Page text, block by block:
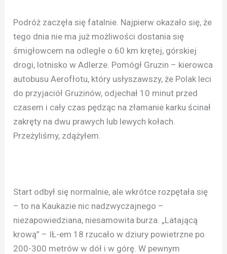
Podróż zaczęła się fatalnie. Najpierw okazało się, że
tego dnia nie ma już możliwości dostania się
śmigłowcem na odległe o 60 km krętej, górskiej
drogi, lotnisko w Adlerze. Pomógł Gruzin – kierowca
autobusu Aerofłotu, który usłyszawszy, że Polak leci
do przyjaciół Gruzinów, odjechał 10 minut przed
czasem i cały czas pędząc na złamanie karku ścinał
zakręty na dwu prawych lub lewych kołach.
Przeżyliśmy, zdążyłem.
Start odbył się normalnie, ale wkrótce rozpętała się
– to na Kaukazie nic nadzwyczajnego –
niezapowiedziana, niesamowita burza. „Latającą
krową” – IŁ-em 18 rzucało w dziury powietrzne po
200-300 metrów w dół i w górę. W pewnym